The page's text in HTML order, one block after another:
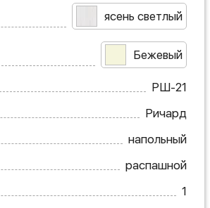
ясень светлый
Бежевый
РШ-21
Ричард
напольный
распашной
1